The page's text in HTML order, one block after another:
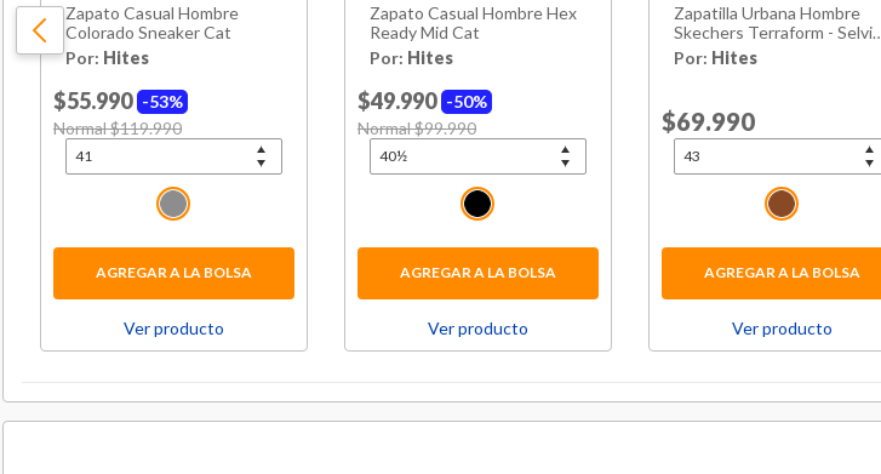
Zapato Casual Hombre
Colorado Sneaker Cat
Por: Hites
53%
$55.990
Price reduced from
Normal $119.990
AGREGAR A LA BOLSA
Ver producto
Zapato Casual Hombre Hex
Ready Mid Cat
Por: Hites
50%
$49.990
Price reduced from
Normal $99.990
AGREGAR A LA BOLSA
Ver producto
Zapatilla Urbana Hombre
Skechers Terraform - Selvin
Cdb
Por: Hites
Price reduced from
$69.990
AGREGAR A LA BOLSA
Ver producto